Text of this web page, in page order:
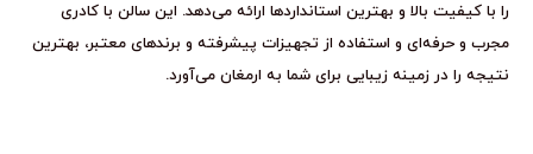
را با کیفیت بالا و بهترین استانداردها ارائه می‌دهد. این سالن با کادری
مجرب و حرفه‌ای و استفاده از تجهیزات پیشرفته و برندهای معتبر، بهترین
نتیجه را در زمینه زیبایی برای شما به ارمغان می‌آورد.